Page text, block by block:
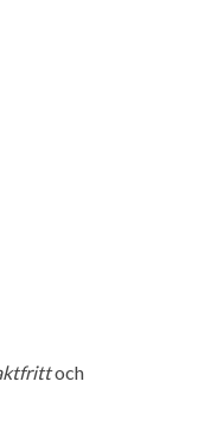
och